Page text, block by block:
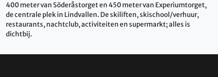
400 meter van Söderåstorget en 450 meter van Experiumtorget,
de centrale plek in Lindvallen. De skiliften, skischool/verhuur,
restaurants, nachtclub, activiteiten en supermarkt; alles is
dichtbij.